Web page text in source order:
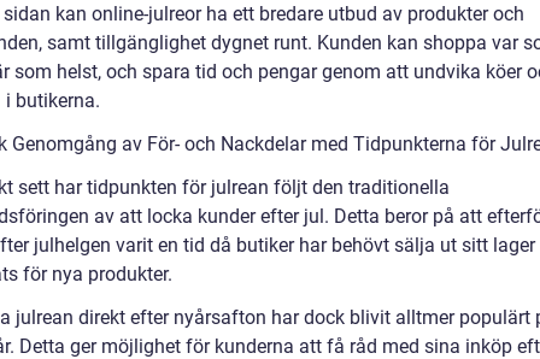
kan online-julreor ha ett bredare utbud av produkter och
samt tillgänglighet dygnet runt. Kunden kan shoppa var
som helst, och spara tid och pengar genom att undvika köer
i butikerna.
Genomgång av För- och Nackdelar med Tidpunkterna för
sett har tidpunkten för julrean följt den traditionella
av att locka kunder efter jul. Detta beror på att
julhelgen varit en tid då butiker har behövt sälja ut sitt
för nya produkter.
julrean direkt efter nyårsafton har dock blivit alltmer populärt
Detta ger möjlighet för kunderna att få råd med sina inköp